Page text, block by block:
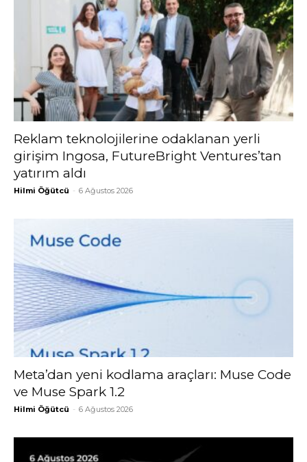
Reklam teknolojilerine odaklanan yerli
girişim Ingosa, FutureBright Ventures’tan
yatırım aldı
Hilmi Öğütcü - 6 Ağustos 2026
Meta’dan yeni kodlama araçları: Muse Code
ve Muse Spark 1.2
Hilmi Öğütcü - 6 Ağustos 2026